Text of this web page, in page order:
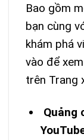
Bao gồm
bạn cùng
khám phá
vào để
trên Trang
Quảng